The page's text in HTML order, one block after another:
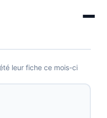
leur fiche ce mois-ci